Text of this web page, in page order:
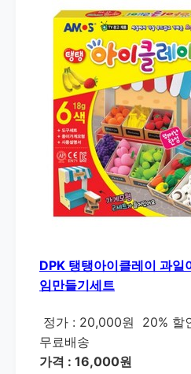
DPK 탱탱아이클레이 과일
임만들기세트
정가 : 20,000원
20% 할
무료배송
가격 : 16,000원